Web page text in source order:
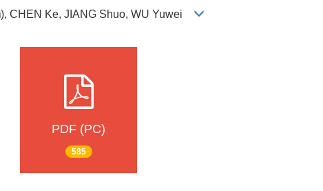
), CHEN Ke, JIANG Shuo, WU Yuwei
PDF (PC)
585